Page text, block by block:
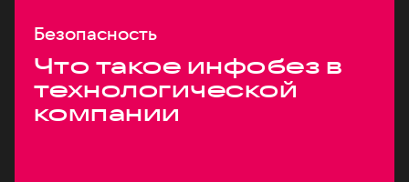
Безопасность
Что такое инфобез в
технологической
компании